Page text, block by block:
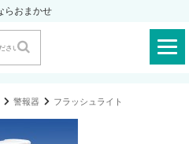
らおまかせ
警報器 フラッシュライト